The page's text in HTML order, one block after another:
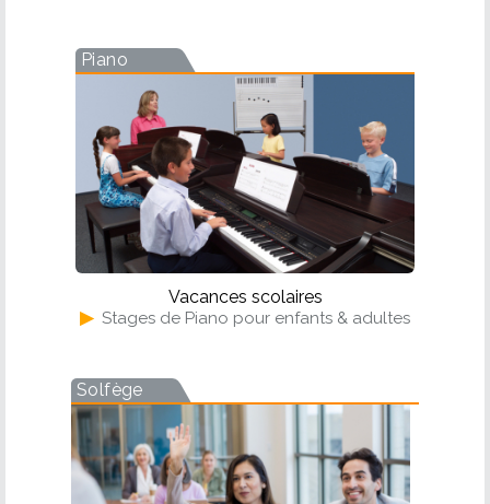
Piano
Vacances scolaires
▶ Stages de Piano pour enfants & adultes
Solfège